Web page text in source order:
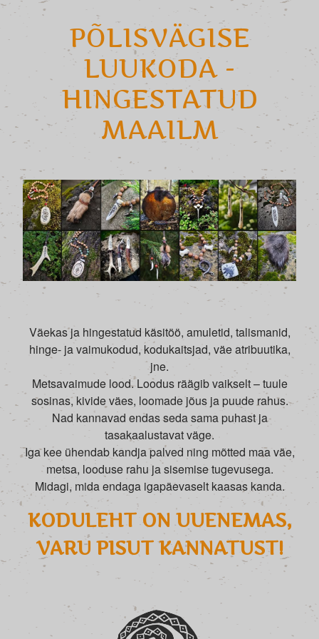
PÕLISVÄGISE
LUUKODA -
HINGESTATUD
MAAILM
Väekas ja hingestatud käsitöö, amuletid, talismanid,
hinge- ja vaimukodud, kodukaitsjad, väe atribuutika,
jne.
Metsavaimude lood. Loodus räägib vaikselt – tuule
sosinas, kivide väes, loomade jõus ja puude rahus.
Nad kannavad endas seda sama puhast ja
tasakaalustavat väge.
Iga kee ühendab kandja palved ning mõtted maa väe,
metsa, looduse rahu ja sisemise tugevusega.
Midagi, mida endaga igapäevaselt kaasas kanda.
KODULEHT ON UUENEMAS,
VARU PISUT KANNATUST!